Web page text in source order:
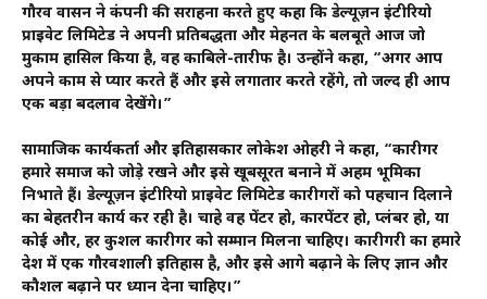
गौरव वासन ने कंपनी की सराहना करते हुए कहा कि डेल्यूज़न इंटीरियो
प्राइवेट लिमिटेड ने अपनी प्रतिबद्धता और मेहनत के बलबूते आज जो
मुकाम हासिल किया है, वह काबिले-तारीफ है। उन्होंने कहा, “अगर आप
अपने काम से प्यार करते हैं और इसे लगातार करते रहेंगे, तो जल्द ही आप
एक बड़ा बदलाव देखेंगे।”
सामाजिक कार्यकर्ता और इतिहासकार लोकेश ओहरी ने कहा, “कारीगर
हमारे समाज को जोड़े रखने और इसे खूबसूरत बनाने में अहम भूमिका
निभाते हैं। डेल्यूज़न इंटीरियो प्राइवेट लिमिटेड कारीगरों को पहचान दिलाने
का बेहतरीन कार्य कर रही है। चाहे वह पेंटर हो, कारपेंटर हो, प्लंबर हो, या
कोई और, हर कुशल कारीगर को सम्मान मिलना चाहिए। कारीगरी का हमारे
देश में एक गौरवशाली इतिहास है, और इसे आगे बढ़ाने के लिए ज्ञान और
कौशल बढ़ाने पर ध्यान देना चाहिए।”